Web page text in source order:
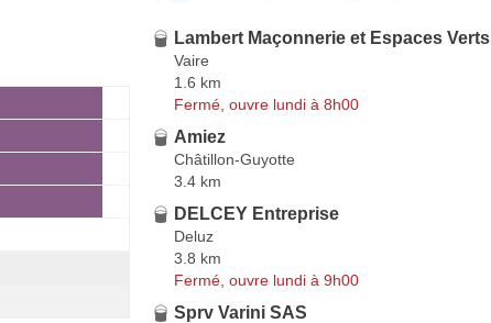
Lambert Maçonnerie et Espaces Verts
Vaire
1.6 km
Fermé, ouvre lundi à 8h00
Amiez
Châtillon-Guyotte
3.4 km
DELCEY Entreprise
Deluz
3.8 km
Fermé, ouvre lundi à 9h00
Sprv Varini SAS